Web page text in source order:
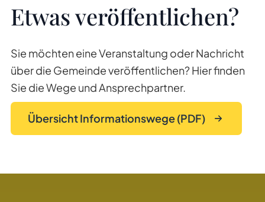
Etwas veröffentlichen?
Sie möchten eine Veranstaltung oder Nachricht
über die Gemeinde veröffentlichen? Hier finden
Sie die Wege und Ansprechpartner.
Übersicht Informationswege (PDF)